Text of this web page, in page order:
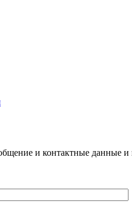
и контактные данные